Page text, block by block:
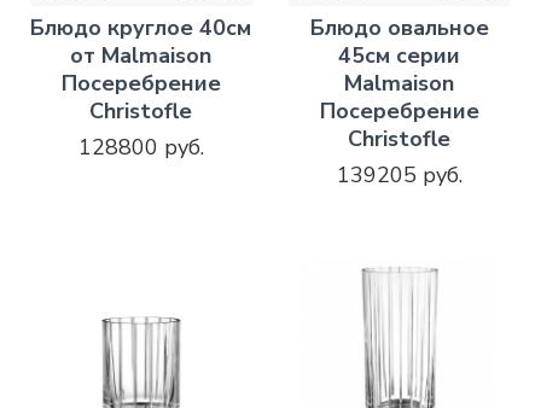
Блюдо круглое 40см
от Malmaison
Посеребрение
Christofle
128800 руб.
Блюдо овальное
45см серии
Malmaison
Посеребрение
Christofle
139205 руб.